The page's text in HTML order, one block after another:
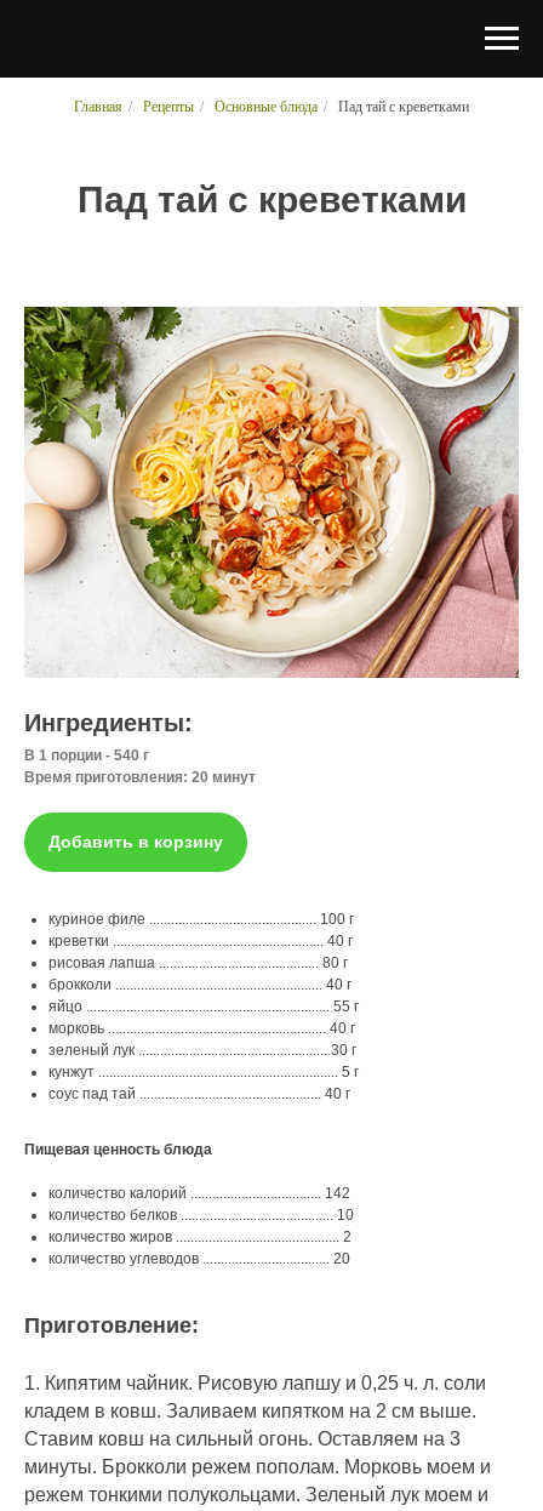
Главная / Рецепты / Основные блюда / Пад тай с креветками
Пад тай с креветками
Ингредиенты:
В 1 порции - 540 г
Время приготовления: 20 минут
Добавить в корзину
куриное филе .............................................. 100 г
креветки .......................................................... 40 г
рисовая лапша ............................................ 80 г
брокколи ......................................................... 40 г
яйцо ................................................................... 55 г
морковь ............................................................ 40 г
зеленый лук .................................................... 30 г
кунжут .................................................................. 5 г
соус пад тай .................................................. 40 г
Пищевая ценность блюда
количество калорий .................................... 142
количество белков .......................................... 10
количество жиров ............................................. 2
количество углеводов ................................... 20
Приготовление:
1. Кипятим чайник. Рисовую лапшу и 0,25 ч. л. соли
кладем в ковш. Заливаем кипятком на 2 см выше.
Ставим ковш на сильный огонь. Оставляем на 3
минуты. Брокколи режем пополам. Морковь моем и
режем тонкими полукольцами. Зеленый лук моем и